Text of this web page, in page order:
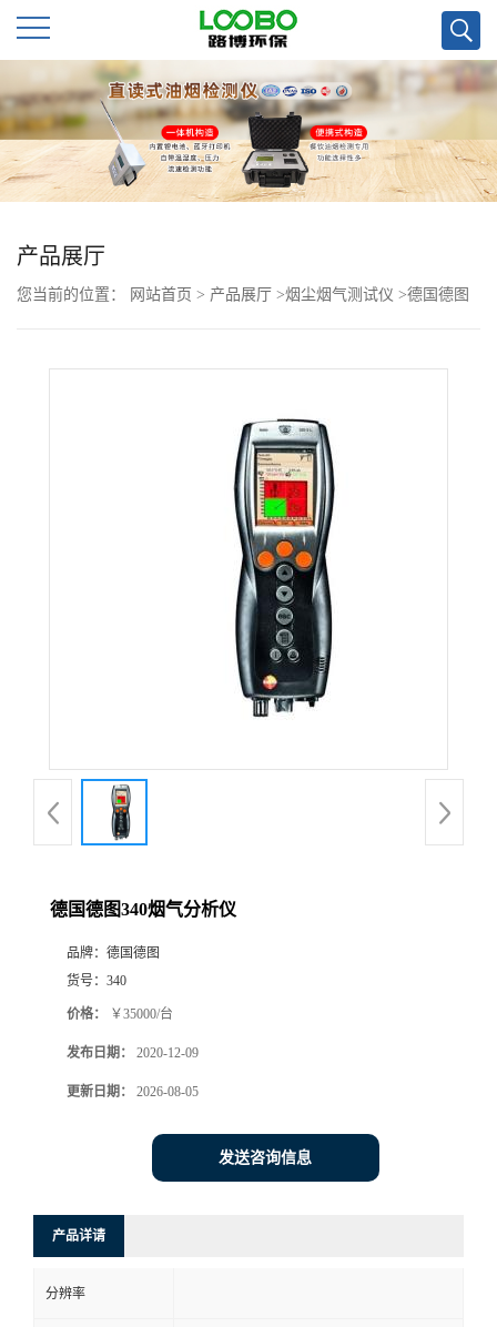
公
司
首
页
公
品
厅
系
产品展厅
您当前的位置： 网站首页 > 产品展厅 >烟尘烟气测试仪 >德国德图
德国德图340烟气分析仪
品牌： 德国德图
货号： 340
价格： ￥35000/台
发布日期： 2020-12-09
更新日期： 2026-08-05
发送咨询信息
产品详请
分辨率